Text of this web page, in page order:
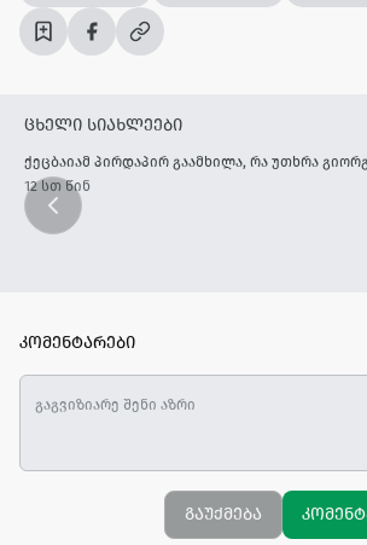
ცხელი სიახლეები
12 სთ წინ
ქეცბაიამ პირდაპირ გაამხილა, რა უთხრა
კომენტარები
გაუქმება